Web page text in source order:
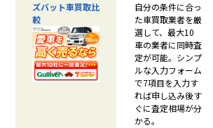
ズバット車買取比
較
自分の条件に合っ
た車買取業者を厳
選して、最大10
車の業者に同時査
定が可能。シンプ
ルな入力フォーム
で7項目を入力す
れば申し込み後す
ぐに査定相場が分
かる。